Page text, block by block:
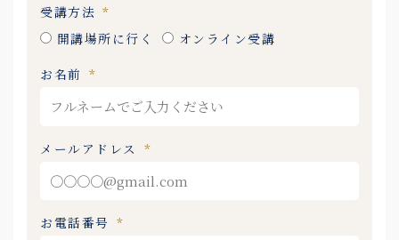
受講方法
開講場所に行く
オンライン受講
お名前
メールアドレス
お電話番号